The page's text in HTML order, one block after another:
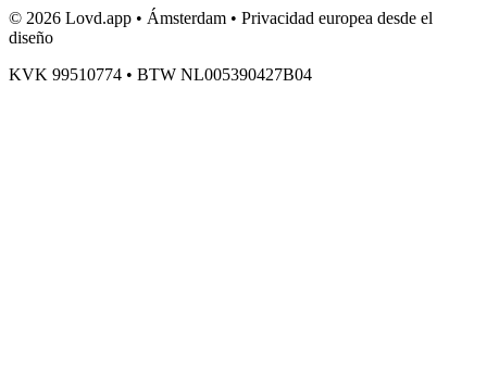
© 2026 Lovd.app • Ámsterdam • Privacidad europea desde el
diseño
KVK 99510774 • BTW NL005390427B04